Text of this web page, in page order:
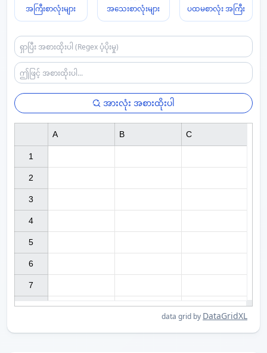
အကြီးစာလုံးများ အသေးစာလုံးများ ပထမစာလုံး အကြီး
အားလုံး အစားထိုးပါ
1
2
3
4
5
6
7
A B C
data grid by DataGridXL